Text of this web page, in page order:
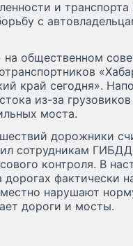
и
с
общественном
край сегодня».
из-за
моста.
дорожники
сотрудникам ГИБДД
контроля. В
фактически
нарушают
дороги и мосты.